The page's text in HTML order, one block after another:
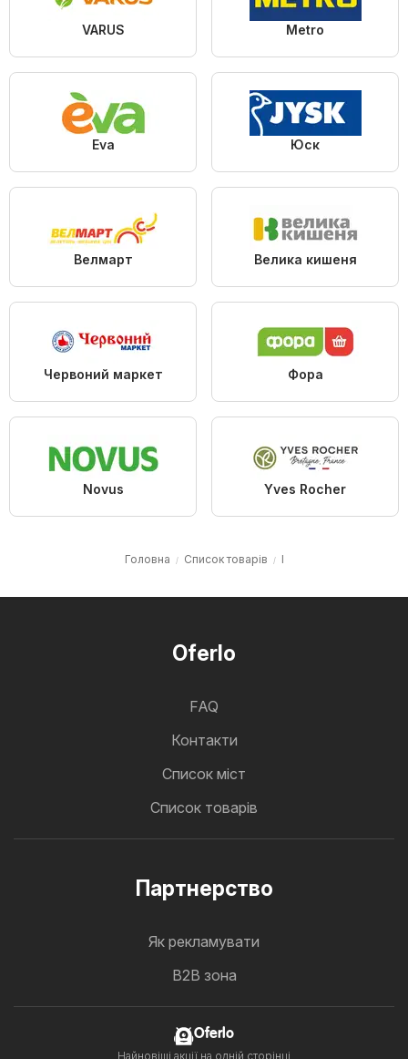
VARUS Metro
Eva Юск
Велмарт Велика кишеня
Червоний маркет Фора
Novus Yves Rocher
Головна Список товарів I
Oferlo
FAQ
Контакти
Cписок міст
Список товарів
Партнерство
Як рекламувати
B2B зона
Oferlo
Найновіші акції на одній сторінці